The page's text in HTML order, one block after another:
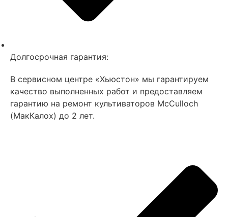
Долгосрочная гарантия:
В сервисном центре «Хьюстон» мы гарантируем
качество выполненных работ и предоставляем
гарантию на ремонт культиваторов MсCulloch
(МакКалох) до 2 лет.